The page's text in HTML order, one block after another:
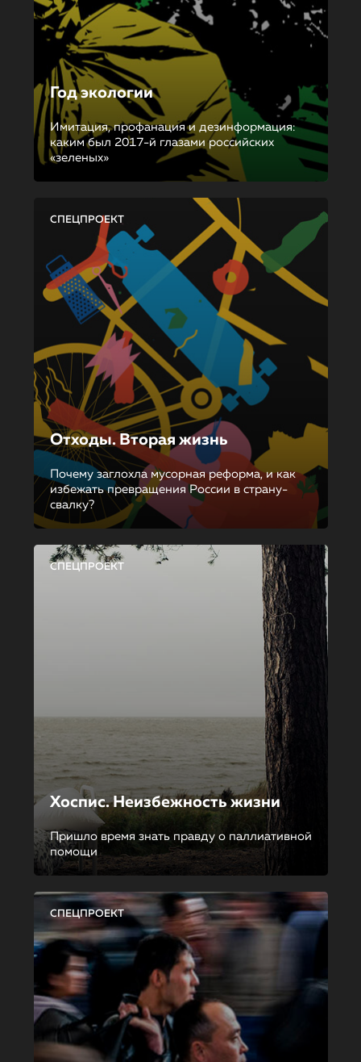
Год экологии
Имитация, профанация и дезинформация:
каким был 2017-й глазами российских
«зеленых»
СПЕЦПРОЕКТ
Отходы. Вторая жизнь
Почему заглохла мусорная реформа, и как
избежать превращения России в страну-
свалку?
СПЕЦПРОЕКТ
Хоспис. Неизбежность жизни
Пришло время знать правду о паллиативной
помощи
СПЕЦПРОЕКТ